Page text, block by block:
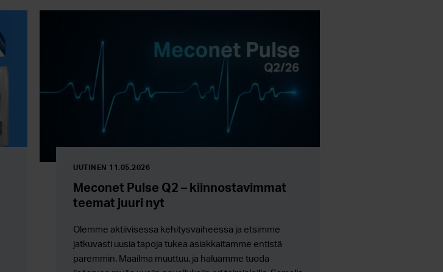
UUTINEN 11.05.2026
Meconet Pulse Q2 – kiinnostavimmat
teemat juuri nyt
Olemme aktiivisessa kehitysvaiheessa ja etsimme
jatkuvasti uusia tapoja tukea asiakkaitamme entistä
paremmin. Maailma muuttuu, ja haluamme tuoda